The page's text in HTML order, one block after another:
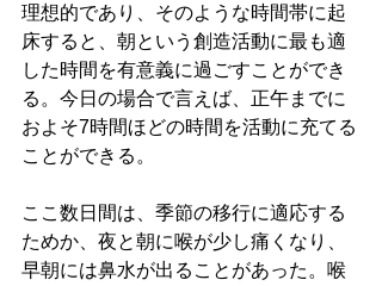
理想的であり、そのような時間帯に起
床すると、朝という創造活動に最も適
した時間を有意義に過ごすことができ
る。今日の場合で言えば、正午までに
およそ7時間ほどの時間を活動に充てる
ことができる。
ここ数日間は、季節の移行に適応する
ためか、夜と朝に喉が少し痛くなり、
早朝には鼻水が出ることがあった。喉